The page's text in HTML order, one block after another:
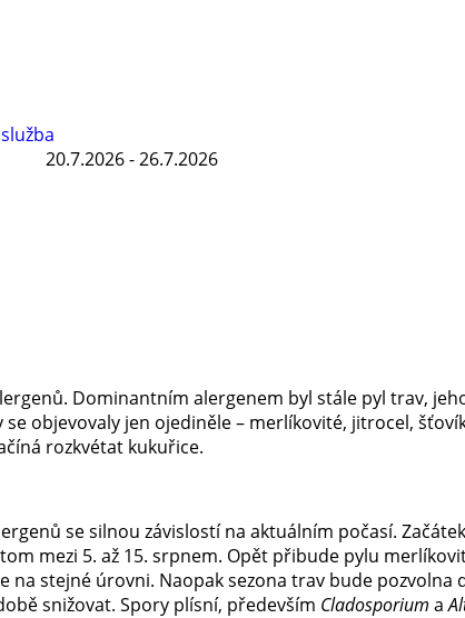
20.7.2026 - 26.7.2026
Dominantním alergenem byl stále pyl trav,
objevovaly jen ojediněle – merlíkovité, jitrocel,
rozkvétat kukuřice.
se silnou závislostí na aktuálním počasí.
mezi 5. až 15. srpnem. Opět přibude pylu
stejné úrovni. Naopak sezona trav bude pozvolna
snižovat. Spory plísní, především Cladosporium a